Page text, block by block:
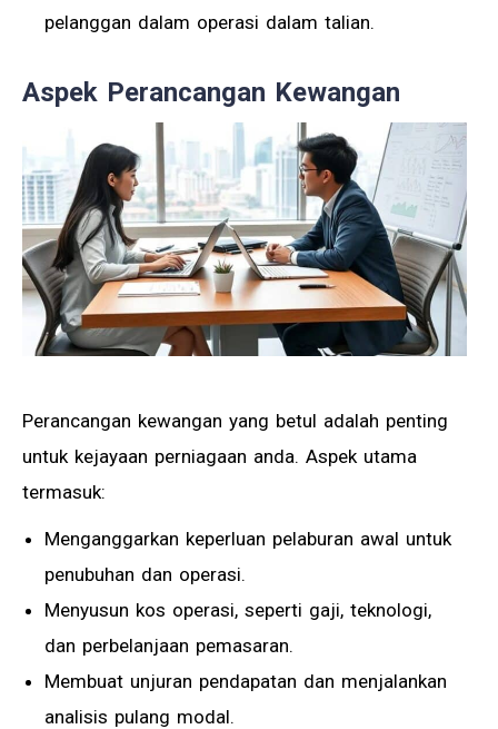
pelanggan dalam operasi dalam talian.
Aspek Perancangan Kewangan
Perancangan kewangan yang betul adalah penting
untuk kejayaan perniagaan anda. Aspek utama
termasuk:
Menganggarkan keperluan pelaburan awal untuk
penubuhan dan operasi.
Menyusun kos operasi, seperti gaji, teknologi,
dan perbelanjaan pemasaran.
Membuat unjuran pendapatan dan menjalankan
analisis pulang modal.